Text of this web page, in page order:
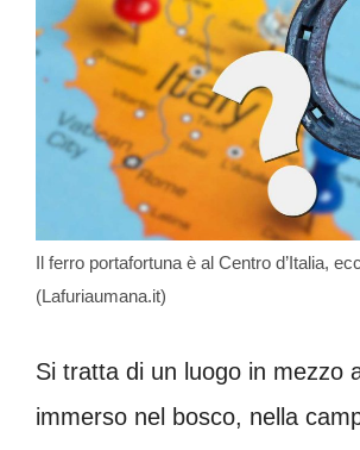
Il ferro portafortuna è al Centro d’Italia,
(Lafuriaumana.it)
Si tratta di un luogo in mezzo
immerso nel bosco, nella